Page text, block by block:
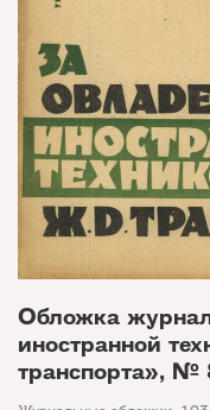
Обложка
иностранной
транспорта», №